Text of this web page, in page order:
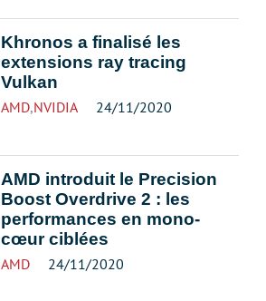
Khronos a finalisé les
extensions ray tracing
Vulkan
AMD,NVIDIA 24/11/2020
AMD introduit le Precision
Boost Overdrive 2 : les
performances en mono-
cœur ciblées
AMD 24/11/2020